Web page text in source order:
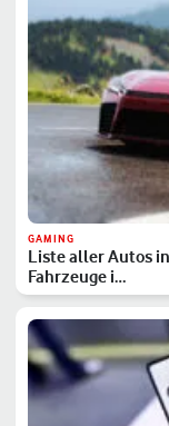
GAMING
Liste aller Autos
Fahrzeuge i…